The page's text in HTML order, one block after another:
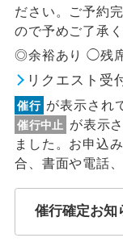
ださい。ご予約
ので予めご了承く
◎余裕あり ◯残
リクエスト受
催行 が表示され
催行中止
が表示
ました。お申込
合、書面や電話
催行確定お知